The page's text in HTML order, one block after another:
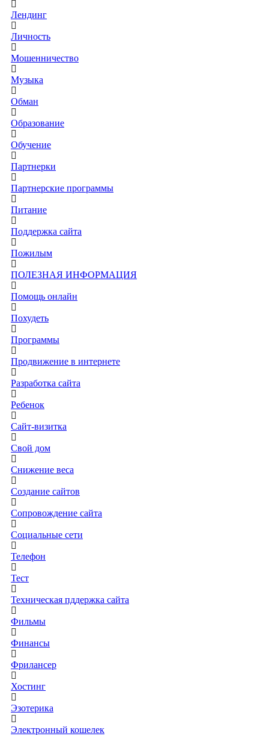
Лендинг
Личность
Мошенничество
Музыка
Обман
Образование
Обучение
Партнерки
Партнерские программы
Питание
Поддержка сайта
Пожилым
ПОЛЕЗНАЯ ИНФОРМАЦИЯ
Помощь онлайн
Похудеть
Программы
Продвижение в интернете
Разработка сайта
Ребенок
Сайт-визитка
Свой дом
Снижение веса
Создание сайтов
Сопровождение сайта
Социальные сети
Телефон
Тест
Техническая пддержка сайта
Фильмы
Финансы
Фрилансер
Хостинг
Эзотерика
Электронный кошелек